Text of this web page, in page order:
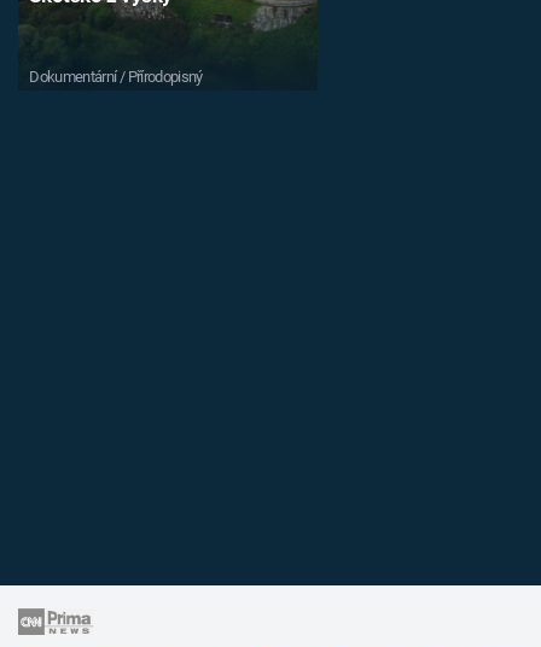
Dokumentární / Přírodopisný